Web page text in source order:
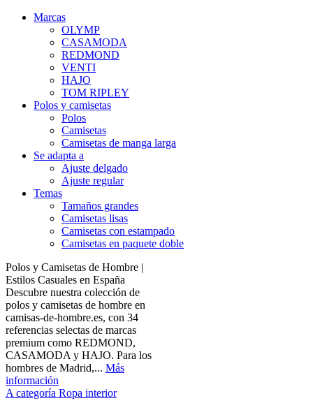
Marcas
OLYMP
CASAMODA
REDMOND
VENTI
HAJO
TOM RIPLEY
Polos y camisetas
Polos
Camisetas
Camisetas de manga larga
Se adapta a
Ajuste delgado
Ajuste regular
Temas
Tamaños grandes
Camisetas lisas
Camisetas con estampado
Camisetas en paquete doble
Polos y Camisetas de Hombre |
Estilos Casuales en España
Descubre nuestra colección de
polos y camisetas de hombre en
camisas-de-hombre.es, con 34
referencias selectas de marcas
premium como REDMOND,
CASAMODA y HAJO. Para los
hombres de Madrid,... Más
información
A categoría Ropa interior